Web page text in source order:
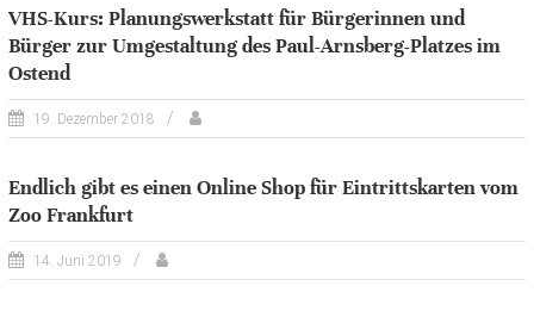
VHS-Kurs: Planungswerkstatt für Bürgerinnen und
Bürger zur Umgestaltung des Paul-Arnsberg-Platzes im
Ostend
19. Dezember 2018
Endlich gibt es einen Online Shop für Eintrittskarten vom
Zoo Frankfurt
14. Juni 2019